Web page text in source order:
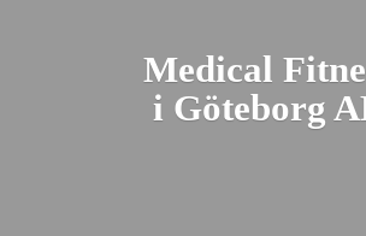
Medical
i Göteborg